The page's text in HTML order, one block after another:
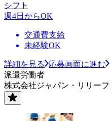
シフト
週4日からOK
交通費支給
未経験OK
詳細を見る
応募画面に進む
派遣労働者
株式会社ジャパン・リリーフ